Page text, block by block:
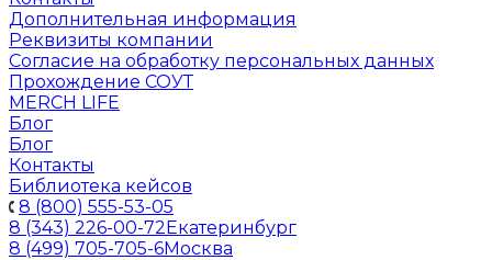
Дополнительная информация
Реквизиты компании
Согласие на обработку персональных данных
Прохождение СОУТ
MERCH LIFE
Блог
Блог
Контакты
Библиотека кейсов
8 (800) 555-53-05
8 (343) 226-00-72Екатеринбург
8 (499) 705-705-6Москва